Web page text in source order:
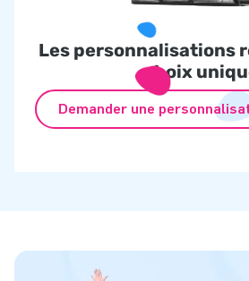
Les personnalisations
choix
Demander une